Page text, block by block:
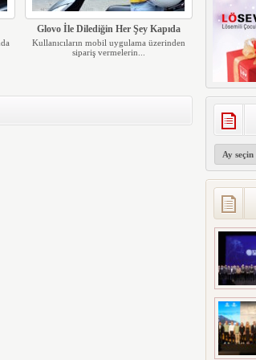
Glovo İle Dilediğin Her Şey Kapıda
Kullanıcıların mobil uygulama üzerinden
sipariş vermelerin...